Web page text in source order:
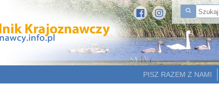
PISZ RAZEM Z NAMI